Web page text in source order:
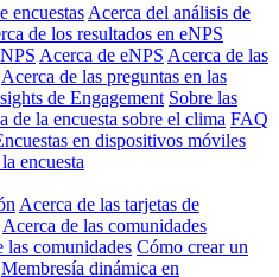
encuestas Acerca del análisis de
de los resultados en eNPS
Acerca de eNPS Acerca de las
Acerca de las preguntas en las
de Engagement Sobre las
de la encuesta sobre el clima FAQ
en dispositivos móviles
encuesta
Acerca de las tarjetas de
Acerca de las comunidades
las comunidades Cómo crear un
Membresía dinámica en